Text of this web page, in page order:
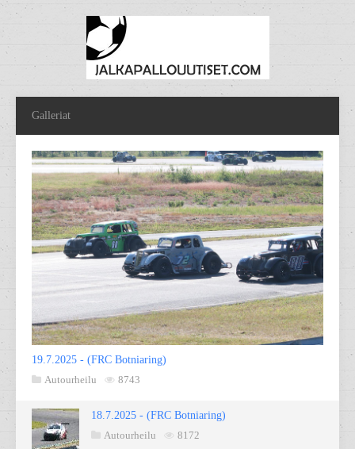
Galleriat
19.7.2025 - (FRC Botniaring)
Autourheilu
8743
18.7.2025 - (FRC Botniaring)
Autourheilu
8172